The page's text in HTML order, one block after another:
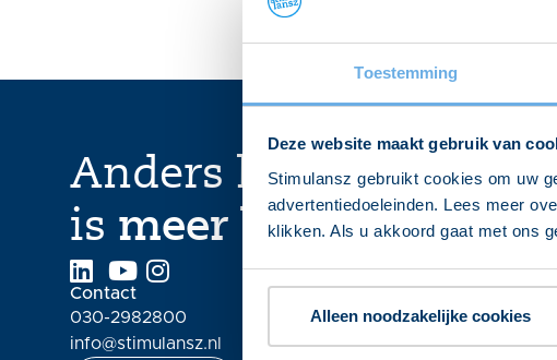
Toestemming
Deze website maakt gebruik van
Stimulansz gebruikt cookies om uw
advertentiedoeleinden. Lees meer
klikken. Als u akkoord gaat met ons
Alleen noodzakelijke cookies
Anders kijken
is meer bereiken
Contact
030-2982800
info@stimulansz.nl
Werkvelden
Participatiewet